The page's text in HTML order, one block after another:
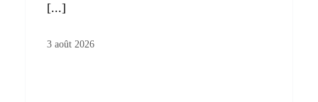
[...]
3 août 2026